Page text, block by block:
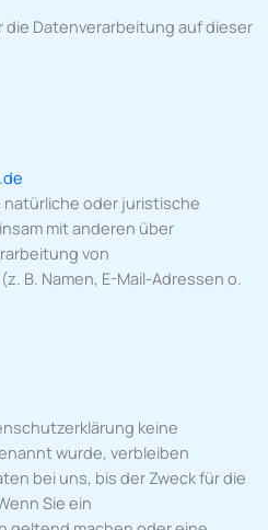
Datenverarbeitung auf dieser
oder juristische
mit anderen über
von
B. Namen, E-Mail-Adressen o.
keine
wurde, verbleiben
bei uns, bis der Zweck für die
Sie ein